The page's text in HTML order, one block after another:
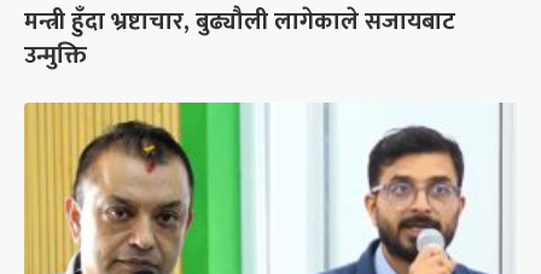
मन्त्री हुँदा भ्रष्टाचार, बुढ्यौली लागेकाले सजायबाट
उन्मुक्ति